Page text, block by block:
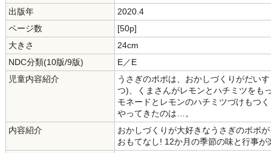
出版年
2020.4
ページ数
[50p]
大きさ
24cm
NDC分類(10版/9版)
E／E
児童内容紹介
うさぎのポポは、おかしづくりがだい
つ)、くまさんがレモンとハチミツをも
モネードとレモンのハチミツづけもつ
やってきたのは…。
内容紹介
おかしづくりが大好きなうさぎのポポ
おもてなし! 12か月の季節の味と行事